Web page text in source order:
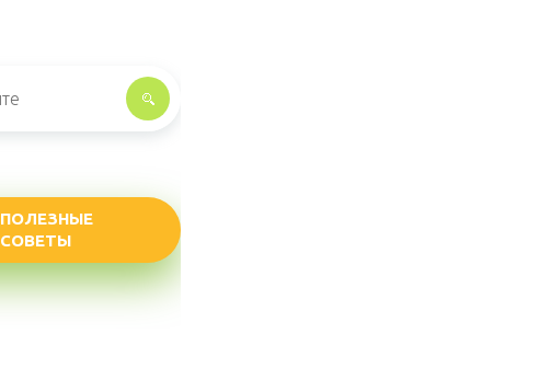
ПОЛЕЗНЫЕ
СОВЕТЫ